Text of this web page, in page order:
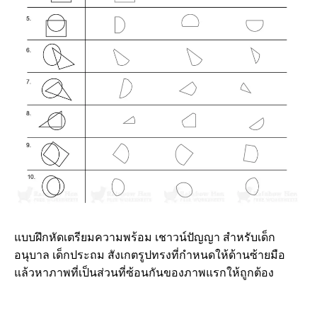
แบบฝึกหัดเตรียมความพร้อม เชาวน์ปัญญา สำหรับเด็ก
อนุบาล เด็กประถม สังเกตรูปทรงที่กำหนดให้ด้านซ้ายมือ
แล้วหาภาพที่เป็นส่วนที่ซ้อนกันของภาพแรกให้ถูกต้อง